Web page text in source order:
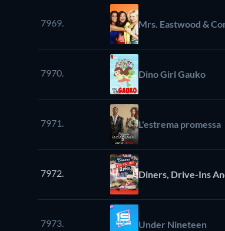
7969. Mrs. Eastwood &
7970. Dino Girl Gauko
7971. L'estrema promessa
7972. Diners, Drive-Ins
7973. Under Nineteen